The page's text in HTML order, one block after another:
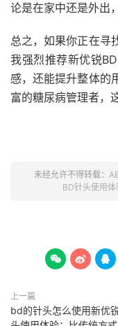
论是在家中还是外出
总之，如果你正在寻
我强烈推荐新优锐
感，还能提升整体的
富的糖尿病管理者，
未经允许不得转载：
BD针头使用体
  
上一篇
bd的针头怎么使用新优